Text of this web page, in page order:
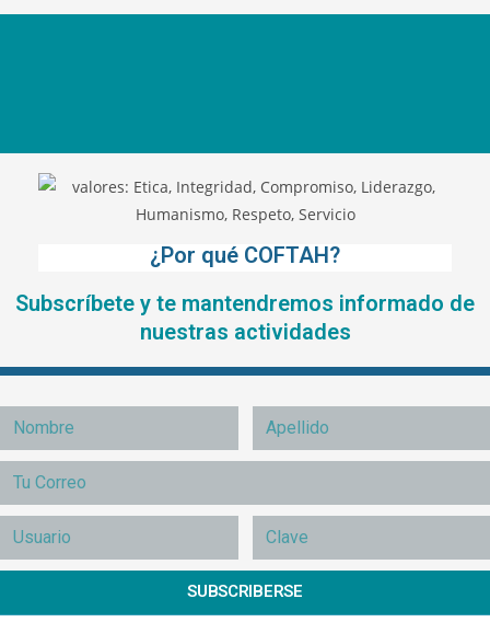
¿Por qué COFTAH?
Subscríbete y te mantendremos informado de
nuestras actividades
SUBSCRIBERSE